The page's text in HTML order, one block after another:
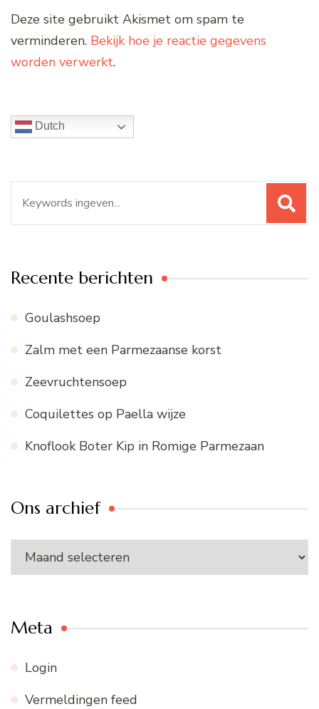
Deze site gebruikt Akismet om spam te
verminderen. Bekijk hoe je reactie gegevens
worden verwerkt.
Dutch
naar:
Recente berichten
Goulashsoep
Zalm met een Parmezaanse korst
Zeevruchtensoep
Coquilettes op Paella wijze
Knoflook Boter Kip in Romige Parmezaan
Ons archief
Ons
Meta
Login
Vermeldingen feed